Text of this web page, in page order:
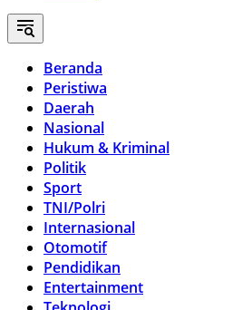
Beranda
Peristiwa
Daerah
Nasional
Hukum & Kriminal
Politik
Sport
TNI/Polri
Internasional
Otomotif
Pendidikan
Entertainment